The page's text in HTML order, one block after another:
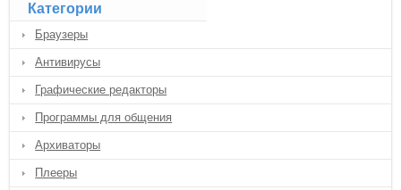
Категории
Браузеры
Антивирусы
Графические редакторы
Программы для общения
Архиваторы
Плееры